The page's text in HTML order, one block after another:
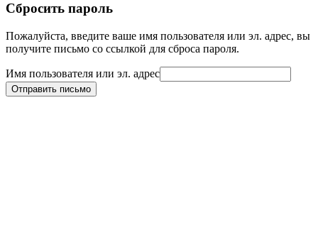
Сбросить пароль
Пожалуйста, введите ваше имя пользователя или эл. адрес, вы
получите письмо со ссылкой для сброса пароля.
Имя пользователя или эл. адрес
Отправить письмо